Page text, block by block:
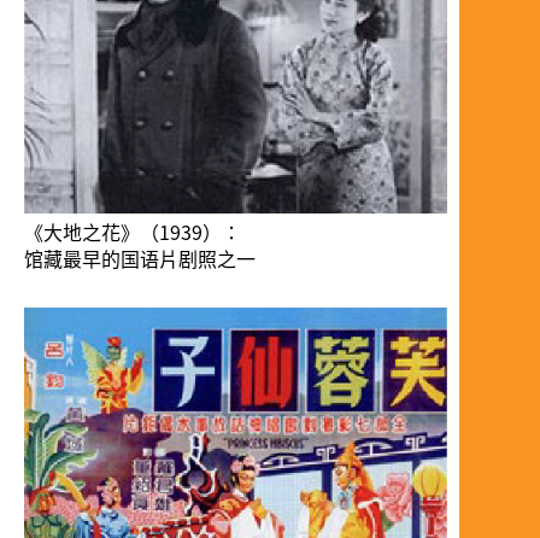
《大地之花》（1939）：
馆藏最早的国语片剧照之一